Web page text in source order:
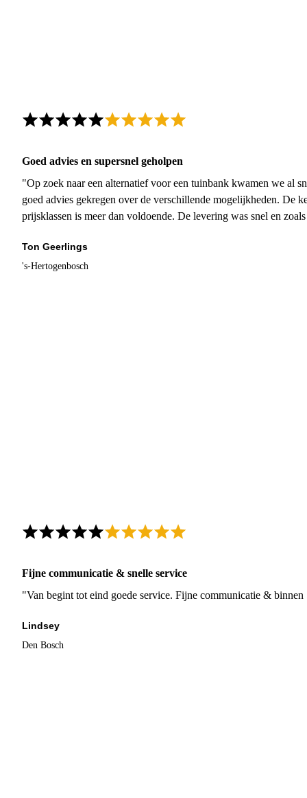
Goed advies en supersnel geholpen
"Op zoek naar een alternatief voor een tuinbank kwamen we al
goed advies gekregen over de verschillende mogelijkheden. De
prijsklassen is meer dan voldoende. De levering was snel en
Ton Geerlings
's-Hertogenbosch
Fijne communicatie & snelle service
"Van begint tot eind goede service. Fijne communicatie &
Lindsey
Den Bosch